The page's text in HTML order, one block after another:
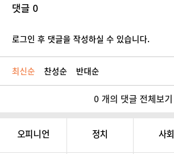
댓글 0
로그인 후 댓글을 작성하실 수 있습니다.
최신순 찬성순 반대순
0 개의 댓글 전체보기
오피니언 정치 사회